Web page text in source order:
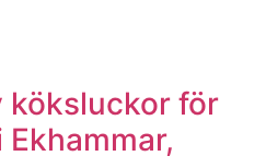
köksluckor för